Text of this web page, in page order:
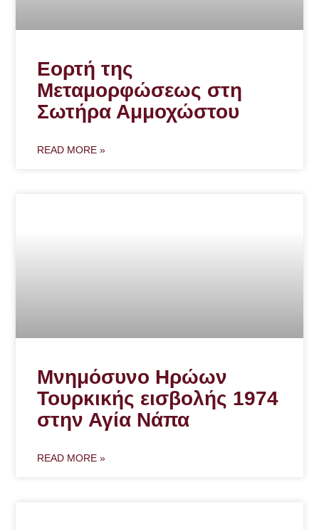
Εορτή της
Μεταμορφώσεως στη
Σωτήρα Αμμοχώστου
READ MORE »
Μνημόσυνο Ηρώων
Τουρκικής εισβολής 1974
στην Αγία Νάπα
READ MORE »